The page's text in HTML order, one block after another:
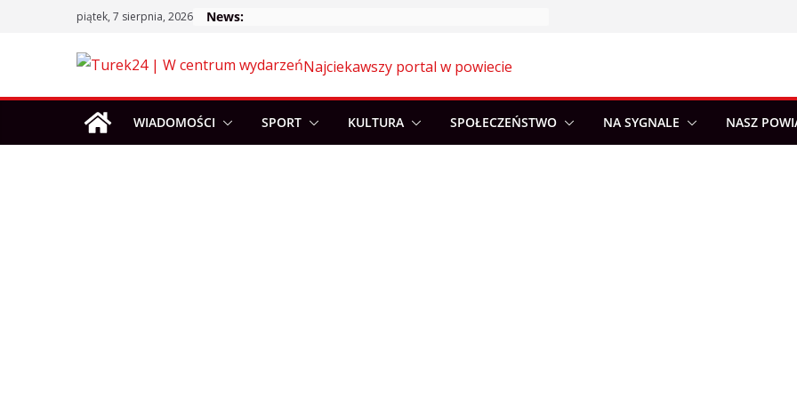
piątek, 7 sierpnia, 2026 News:
Najciekawszy portal w powiecie
WIADOMOŚCI SPORT KULTURA SPOŁECZEŃSTWO NA SYGNALE NASZ